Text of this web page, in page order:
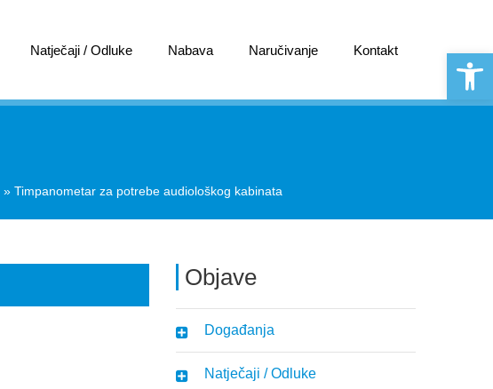
Natječaji / Odluke Nabava Naručivanje Kontakt
» Timpanometar za potrebe audiološkog kabinata
Objave
Događanja
Natječaji / Odluke